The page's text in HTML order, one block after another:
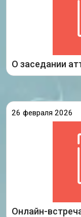
О заседании
26 февраля 2026
Онлайн-
приняли
могут